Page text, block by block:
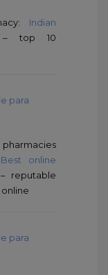
Indian
top 10
para
Best online
– reputable
para